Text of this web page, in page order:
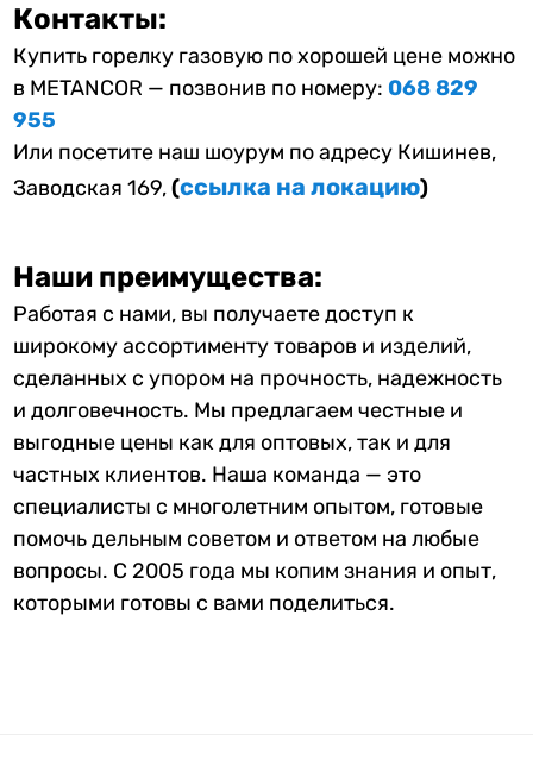
Контакты:
Купить горелку газовую по хорошей цене можно
в METANCOR — позвонив по номеру: 068 829
955
Или посетите наш шоурум по адресу Кишинев,
Заводская 169,(ссылка на локацию)
Наши преимущества:
Работая с нами, вы получаете доступ к
широкому ассортименту товаров и изделий,
сделанных с упором на прочность, надежность
и долговечность. Мы предлагаем честные и
выгодные цены как для оптовых, так и для
частных клиентов. Наша команда — это
специалисты с многолетним опытом, готовые
помочь дельным советом и ответом на любые
вопросы. С 2005 года мы копим знания и опыт,
которыми готовы с вами поделиться.